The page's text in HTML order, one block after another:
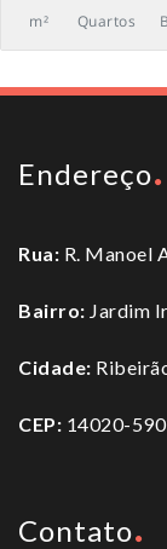
m²
Quartos
Endereço
Rua: R. Manoel
Bairro: Jardim
Cidade:
CEP: 14020-590
Contato